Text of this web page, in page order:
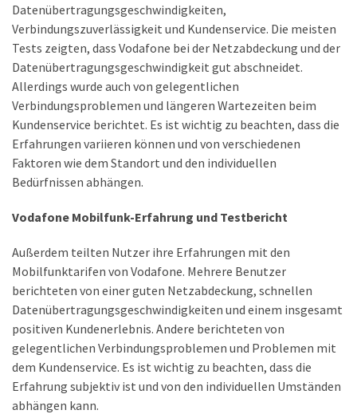
Kurzzeitreisende:
Welcher
Handy-
Tarif
ist
ideal
lokale
SIM
oder
Karte?
MOST
USED
CATEGORIES
Handys
(31)
DSL
Datenübertragungsgeschwindigkeiten,
Verbindungszuverlässigkeit und Kundenservice. Die meisten
Tests zeigten, dass Vodafone bei der Netzabdeckung und der
Datenübertragungsgeschwindigkeit gut abschneidet.
Allerdings wurde auch von gelegentlichen
Verbindungsproblemen und längeren Wartezeiten beim
Kundenservice berichtet. Es ist wichtig zu beachten, dass die
Erfahrungen variieren können und von verschiedenen
Faktoren wie dem Standort und den individuellen
Bedürfnissen abhängen.
Vodafone Mobilfunk-Erfahrung und Testbericht
Außerdem teilten Nutzer ihre Erfahrungen mit den
Mobilfunktarifen von Vodafone. Mehrere Benutzer
berichteten von einer guten Netzabdeckung, schnellen
Datenübertragungsgeschwindigkeiten und einem insgesamt
positiven Kundenerlebnis. Andere berichteten von
gelegentlichen Verbindungsproblemen und Problemen mit
dem Kundenservice. Es ist wichtig zu beachten, dass die
Erfahrung subjektiv ist und von den individuellen Umständen
abhängen kann.